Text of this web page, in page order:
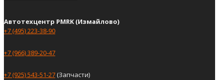
Автотехцентр PMRK (Измайлово)
+7 (495) 223-38-90
+7 (966) 389-20-47
+7 (925) 543-51-27(Запчасти)